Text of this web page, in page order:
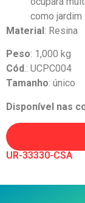
como jardim .
Material: Resina
Peso: 1,000 kg
Cód.: UCPC004
Tamanho: único
Disponível nas
UR-33330-CSA